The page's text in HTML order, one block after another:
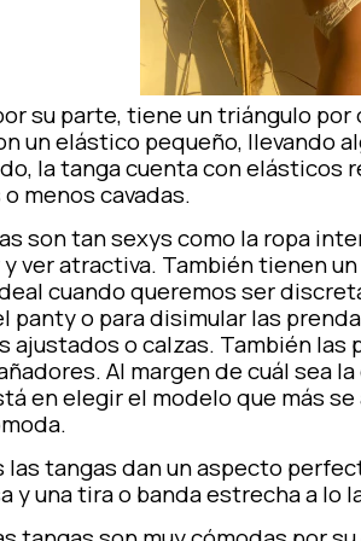
su parte, tiene un triángulo
un elástico pequeño, llevando
la tanga cuenta con elásticos
menos cavadas.
son tan sexys como la ropa
ver atractiva. También tienen
cuando queremos ser
panty o para disimular las
ajustados o calzas. También
Al margen de cuál sea
en elegir el modelo que más
las tangas dan un aspecto
y una tira o banda estrecha a lo